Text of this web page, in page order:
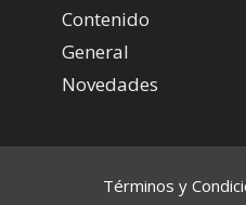
Contenido
General
Novedades
Términos y